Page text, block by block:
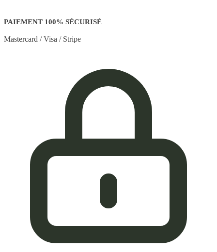
PAIEMENT 100% SÉCURISÉ
Mastercard / Visa / Stripe